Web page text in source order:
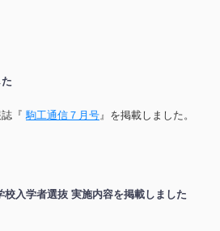
『 駒工通信７月号 』を掲載しました。
入学者選抜 実施内容を掲載しました